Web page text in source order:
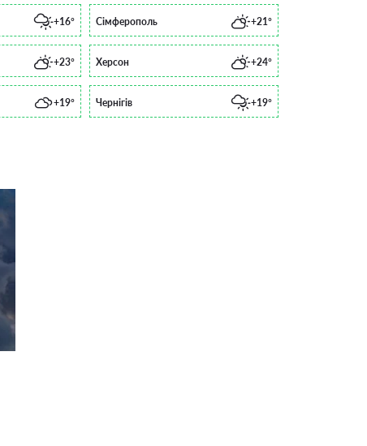
+16° Сімферополь +21°
+23° Херсон +24°
+19° Чернігів +19°